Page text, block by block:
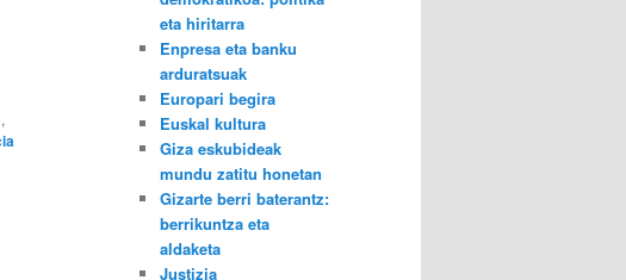
,
eta hiritarra
Enpresa eta banku
arduratsuak
Europari begira
Euskal kultura
Giza eskubideak
mundu zatitu honetan
Gizarte berri baterantz:
berrikuntza eta
aldaketa
Justizia